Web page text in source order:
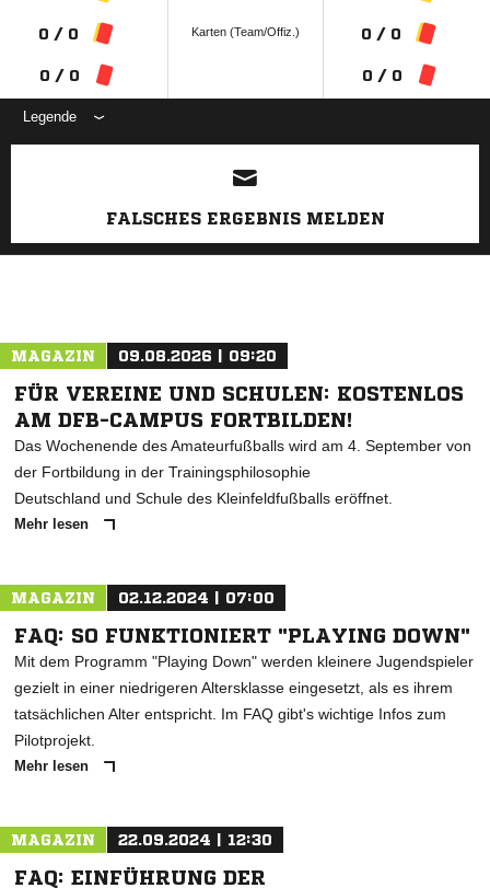
0 / 0
0 / 0
Karten (Team/Offiz.) 0 / 0
0 / 0
Legende
ANZEIGE
FALSCHES ERGEBNIS MELDEN
MAGAZIN 09.08.2026 | 09:20
FÜR VEREINE UND SCHULEN: KOSTENLOS
AM DFB-CAMPUS FORTBILDEN!
Das Wochenende des Amateurfußballs wird am 4. September von
der Fortbildung in der Trainingsphilosophie
Deutschland und Schule des Kleinfeldfußballs eröffnet.
Mehr lesen
MAGAZIN 02.12.2024 | 07:00
FAQ: SO FUNKTIONIERT "PLAYING DOWN"
Mit dem Programm "Playing Down" werden kleinere Jugendspieler
gezielt in einer niedrigeren Altersklasse eingesetzt, als es ihrem
tatsächlichen Alter entspricht. Im FAQ gibt's wichtige Infos zum
Pilotprojekt.
Mehr lesen
MAGAZIN 22.09.2024 | 12:30
FAQ: EINFÜHRUNG DER